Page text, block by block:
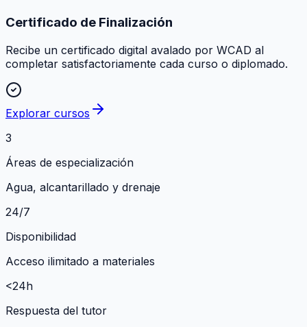
Certificado de Finalización
Recibe un certificado digital avalado por WCAD al
completar satisfactoriamente cada curso o diplomado.
Explorar cursos
3
Áreas de especialización
Agua, alcantarillado y drenaje
24/7
Disponibilidad
Acceso ilimitado a materiales
<24h
Respuesta del tutor